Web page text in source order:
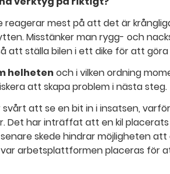
reagerar mest på att det är
Misstänker man rygg- och
att ställa bilen i ett dike för att
helheten och i vilken ordning
att skapa problem i nästa steg.
svårt att se en bit in i insatsen,
Det har inträffat att en kil
skede hindrar möjligheten
arbetsplattformen placeras för